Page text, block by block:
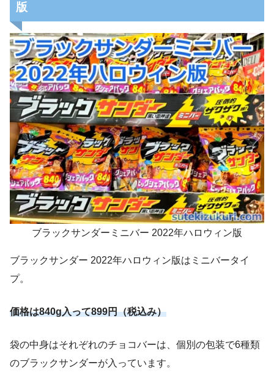
版
ブラックサンダーミニバー 2022年ハロウィン版
ブラックサンダー 2022年ハロウィン版はミニバータイ
プ。
価格は840g入って899円（税込み）
袋の中身はそれぞれのチョコバーは、個別の包装で6種類
のブラックサンダーが入っています。